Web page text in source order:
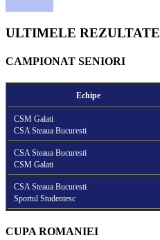
ULTIMELE REZULTATE
CAMPIONAT SENIORI
Echipe
CSM Galati
CSA Steaua Bucuresti
CSA Steaua Bucuresti
CSM Galati
CSA Steaua Bucuresti
Sportul Studentesc
CUPA ROMANIEI